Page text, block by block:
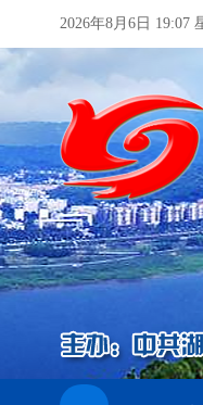
2026年8月6日 19:07